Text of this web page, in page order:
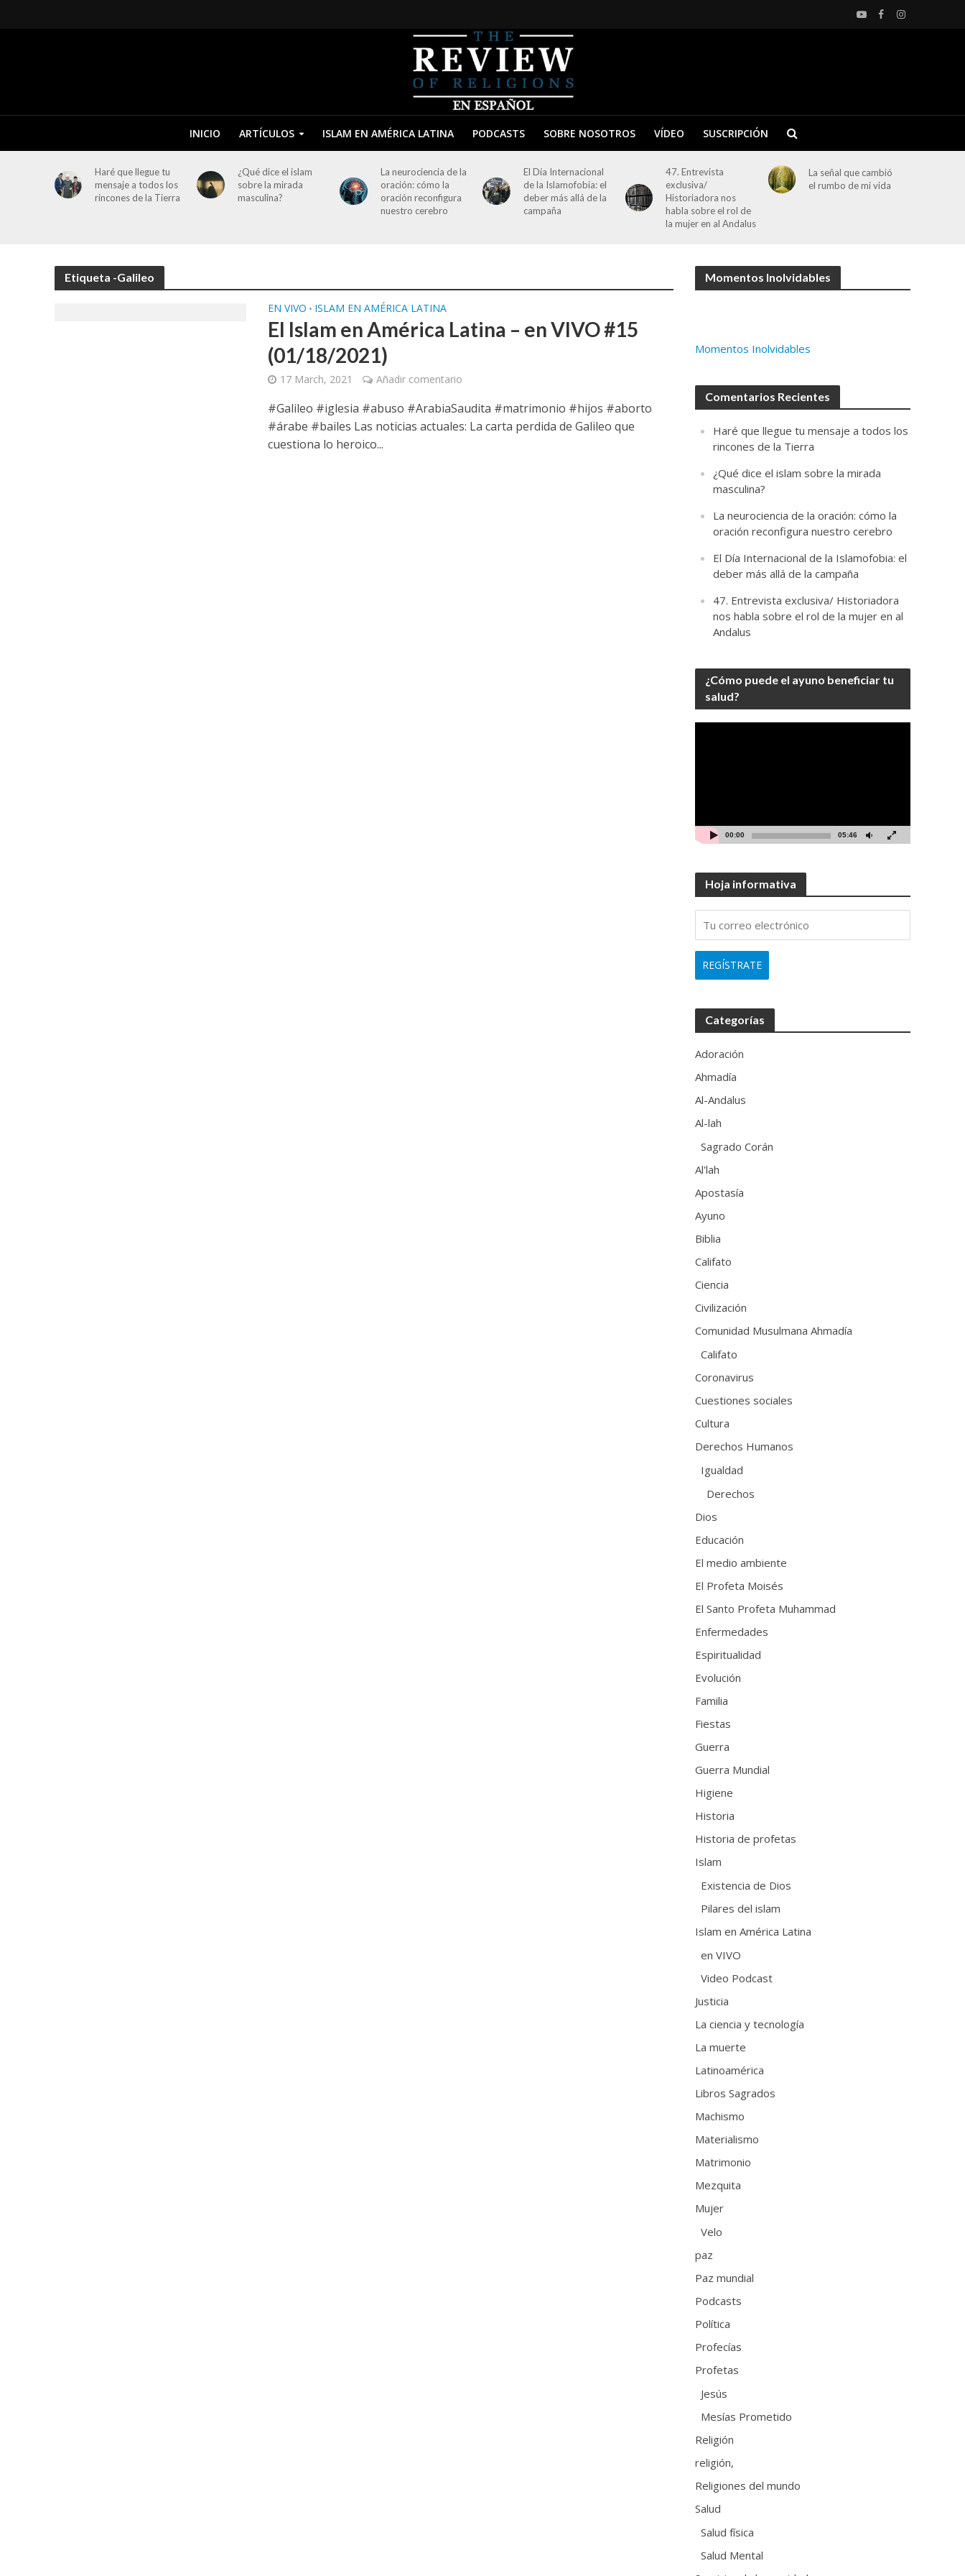
INICIO ARTÍCULOS ISLAM EN AMÉRICA LATINA PODCASTS SOBRE NOSOTROS VÍDEO SUSCRIPCIÓN
Haré que llegue tu
mensaje a todos los
rincones de la Tierra
¿Qué dice el islam
sobre la mirada
masculina?
La neurociencia de la
oración: cómo la
oración reconfigura
nuestro cerebro
El Día Internacional
de la Islamofobia: el
deber más allá de la
campaña
47. Entrevista
exclusiva/
Historiadora nos
habla sobre el rol de
la mujer en al Andalus
La señal que cambió
el rumbo de mi vida
Etiqueta -Galileo
EN VIVO • ISLAM EN AMÉRICA LATINA
El Islam en América Latina – en VIVO #15
(01/18/2021)
17 March, 2021 Añadir comentario
#Galileo #iglesia #abuso #ArabiaSaudita #matrimonio #hijos #aborto
#árabe #bailes Las noticias actuales: La carta perdida de Galileo que
cuestiona lo heroico...
Momentos Inolvidables
Momentos Inolvidables
Comentarios Recientes
Haré que llegue tu mensaje a todos los
rincones de la Tierra
¿Qué dice el islam sobre la mirada
masculina?
La neurociencia de la oración: cómo la
oración reconfigura nuestro cerebro
El Día Internacional de la Islamofobia: el
deber más allá de la campaña
47. Entrevista exclusiva/ Historiadora
nos habla sobre el rol de la mujer en al
Andalus
¿Cómo puede el ayuno beneficiar tu
salud?
00:00 05:46
Hoja informativa
Categorías
Adoración
Ahmadía
Al-Andalus
Al-lah
Sagrado Corán
Al'lah
Apostasía
Ayuno
Biblia
Califato
Ciencia
Civilización
Comunidad Musulmana Ahmadía
Califato
Coronavirus
Cuestiones sociales
Cultura
Derechos Humanos
Igualdad
Derechos
Dios
Educación
El medio ambiente
El Profeta Moisés
El Santo Profeta Muhammad
Enfermedades
Espiritualidad
Evolución
Familia
Fiestas
Guerra
Guerra Mundial
Higiene
Historia
Historia de profetas
Islam
Existencia de Dios
Pilares del islam
Islam en América Latina
en VIVO
Video Podcast
Justicia
La ciencia y tecnología
La muerte
Latinoamérica
Libros Sagrados
Machismo
Materialismo
Matrimonio
Mezquita
Mujer
Velo
paz
Paz mundial
Podcasts
Política
Profecías
Profetas
Jesús
Mesías Prometido
Religión
religión,
Religiones del mundo
Salud
Salud física
Salud Mental